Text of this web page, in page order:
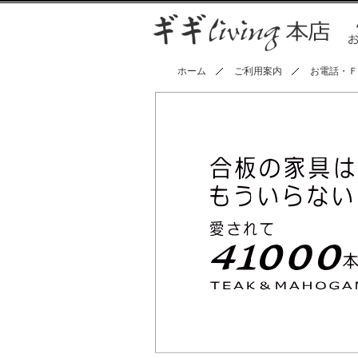
ホーム ご利用案内 お電話・